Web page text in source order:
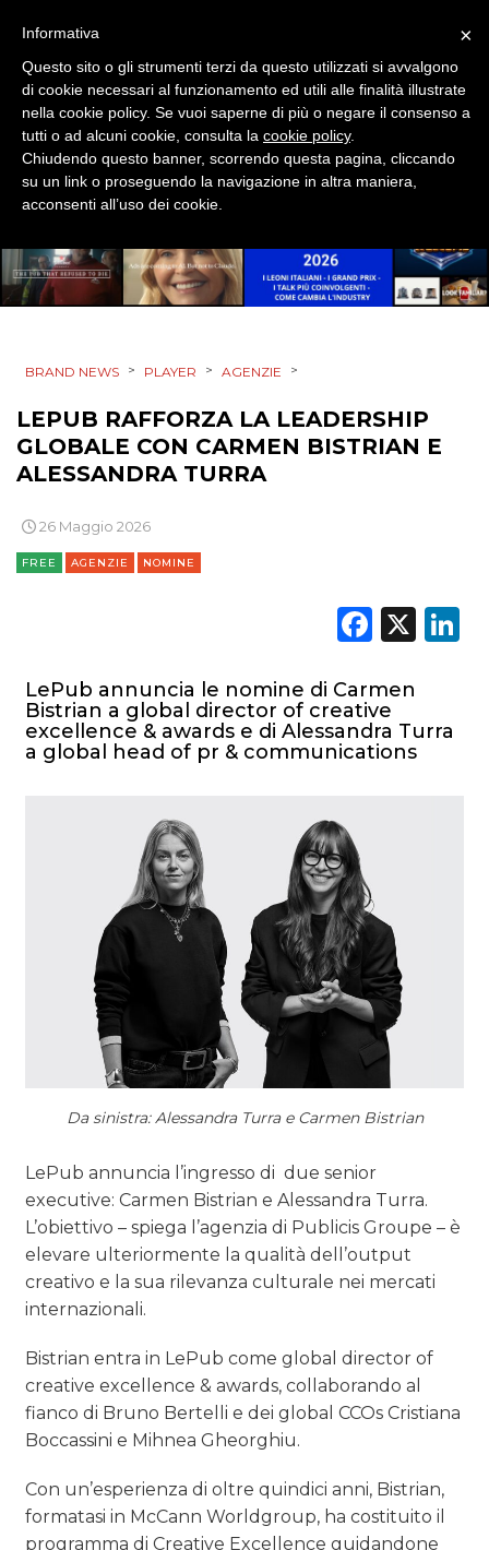
EDITORIA
ESTERNA
RADIO / AUDIO
TV
DATI
RICERCHE
PREVISIONI/SCENARI
NORMATIVE
CASE HISTORY
OPINIONI
BRAND NEWS > PLAYER > AGENZIE >
LEPUB RAFFORZA LA LEADERSHIP
GLOBALE CON CARMEN BISTRIAN E
ALESSANDRA TURRA
26 Maggio 2026
FREE AGENZIE NOMINE
X
LePub annuncia le nomine di Carmen
Bistrian a global director of creative
excellence & awards e di Alessandra Turra
a global head of pr & communications
Da sinistra: Alessandra Turra e Carmen Bistrian
LePub annuncia l’ingresso di due senior
executive: Carmen Bistrian e Alessandra Turra.
L’obiettivo – spiega l’agenzia di Publicis Groupe – è
elevare ulteriormente la qualità dell’output
creativo e la sua rilevanza culturale nei mercati
internazionali.
Bistrian entra in LePub come global director of
creative excellence & awards, collaborando al
fianco di Bruno Bertelli e dei global CCOs Cristiana
Boccassini e Mihnea Gheorghiu.
Con un’esperienza di oltre quindici anni, Bistrian,
formatasi in McCann Worldgroup, ha costituito il
programma di Creative Excellence guidandone
×
Informativa
Questo sito o gli strumenti terzi da questo utilizzati si avvalgono
di cookie necessari al funzionamento ed utili alle finalità illustrate
nella cookie policy. Se vuoi saperne di più o negare il consenso a
tutti o ad alcuni cookie, consulta la cookie policy.
Chiudendo questo banner, scorrendo questa pagina, cliccando
su un link o proseguendo la navigazione in altra maniera,
acconsenti all’uso dei cookie.